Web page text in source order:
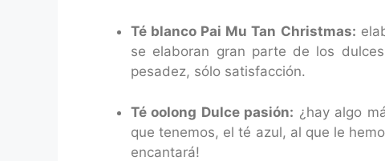
Té blanco Pai Mu Tan Christmas:
se elaboran gran parte de los
pesadez, sólo satisfacción.
Té oolong Dulce pasión: ¿hay algo
que tenemos, el té azul, al que le
encantará!